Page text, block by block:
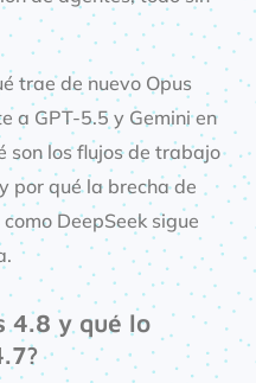
trae de nuevo Opus
a GPT-5.5 y Gemini en
son los flujos de trabajo
por qué la brecha de
DeepSeek sigue
4.8 y qué lo